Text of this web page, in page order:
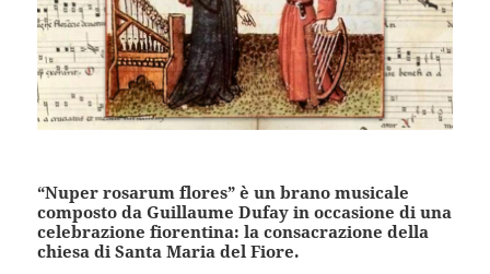
“Nuper rosarum flores” è un brano musicale
composto da Guillaume Dufay in occasione di una
celebrazione fiorentina: la consacrazione della
chiesa di Santa Maria del Fiore.